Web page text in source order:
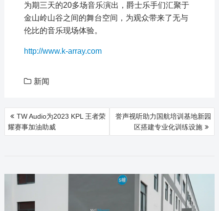
为期三天的20多场音乐演出，爵士乐手们汇聚于
金山岭山谷之间的舞台空间，为观众带来了无与
伦比的音乐现场体验。
http://www.k-array.com
新闻
文
章
导
TW Audio为2023 KPL 王者荣
耀赛事加油助威
誉声视听助力国航培训基地新园
区搭建专业化训练设施